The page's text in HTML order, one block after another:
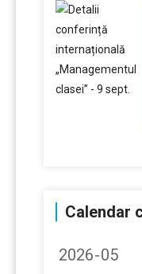
Calendar